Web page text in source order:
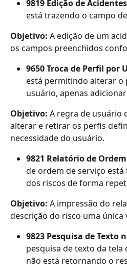
9819 Edição de
está trazendo o campo
Objetivo: A edição de um
os campos preenchidos
9650 Troca de Perfil por
está permitindo alterar o
usuário, apenas
Objetivo: A regra de usuário
alterar e retirar os perfis
necessidade do usuário.
9821 Relatório de
de ordem de serviço
dos riscos de forma
Objetivo: A impressão do
descrição do risco uma única
9823 Pesquisa de Texto
pesquisa de texto da tela
não está retornando o